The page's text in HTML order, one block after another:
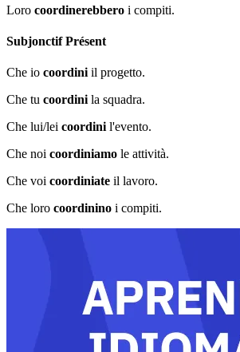
Loro coordinerebbero i compiti.
Subjonctif Présent
Che io coordiniil progetto.
Che tu coordinila squadra.
Che lui/lei coordinil'evento.
Che noi coordiniamo le attività.
Che voi coordiniate il lavoro.
Che loro coordinino i compiti.